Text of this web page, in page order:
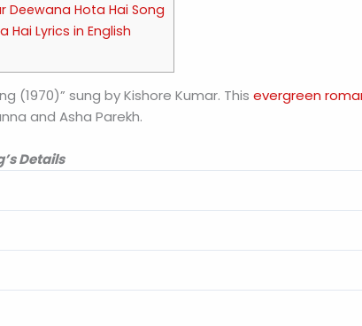
Deewana Hota Hai Song
Hai Lyrics in English
(1970)” sung by Kishore Kumar. This evergreen
and Asha Parekh.
Details